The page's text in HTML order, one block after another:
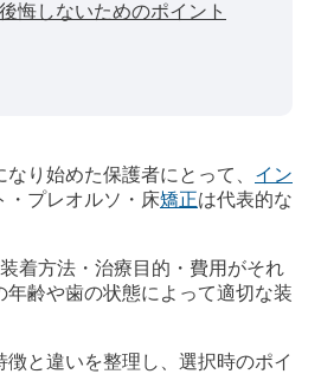
悔しないためのポイント
り始めた保護者にとって、 イン
・プレオルソ・床矯正は代表的な
着方法・治療目的・費用がそれ
年齢や歯の状態によって適切な装
と違いを整理し、選択時のポイ